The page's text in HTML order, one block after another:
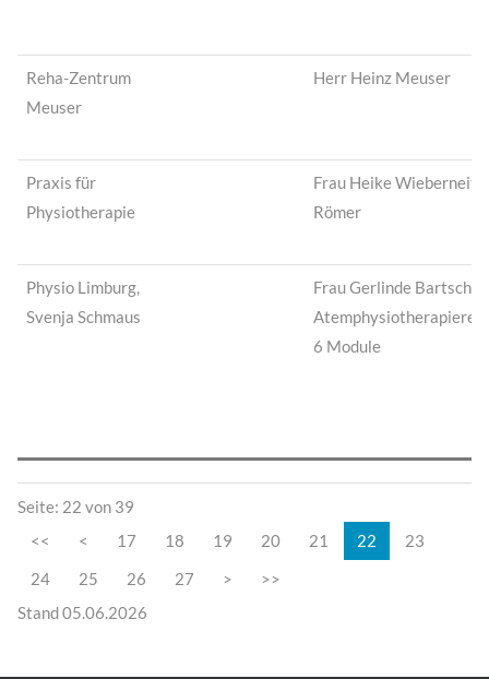
Reha-Zentrum
Meuser
Herr Heinz Meuser
Praxis für
Physiotherapie
Frau Heike Wieberneit-
Römer
Physio Limburg,
Svenja Schmaus
Frau Gerlinde Bartsch
6 Module
Seite: 22 von 39
<<
< 17 18 19 20 21 22
23
24
25 26 27 >
>>
Stand 05.06.2026